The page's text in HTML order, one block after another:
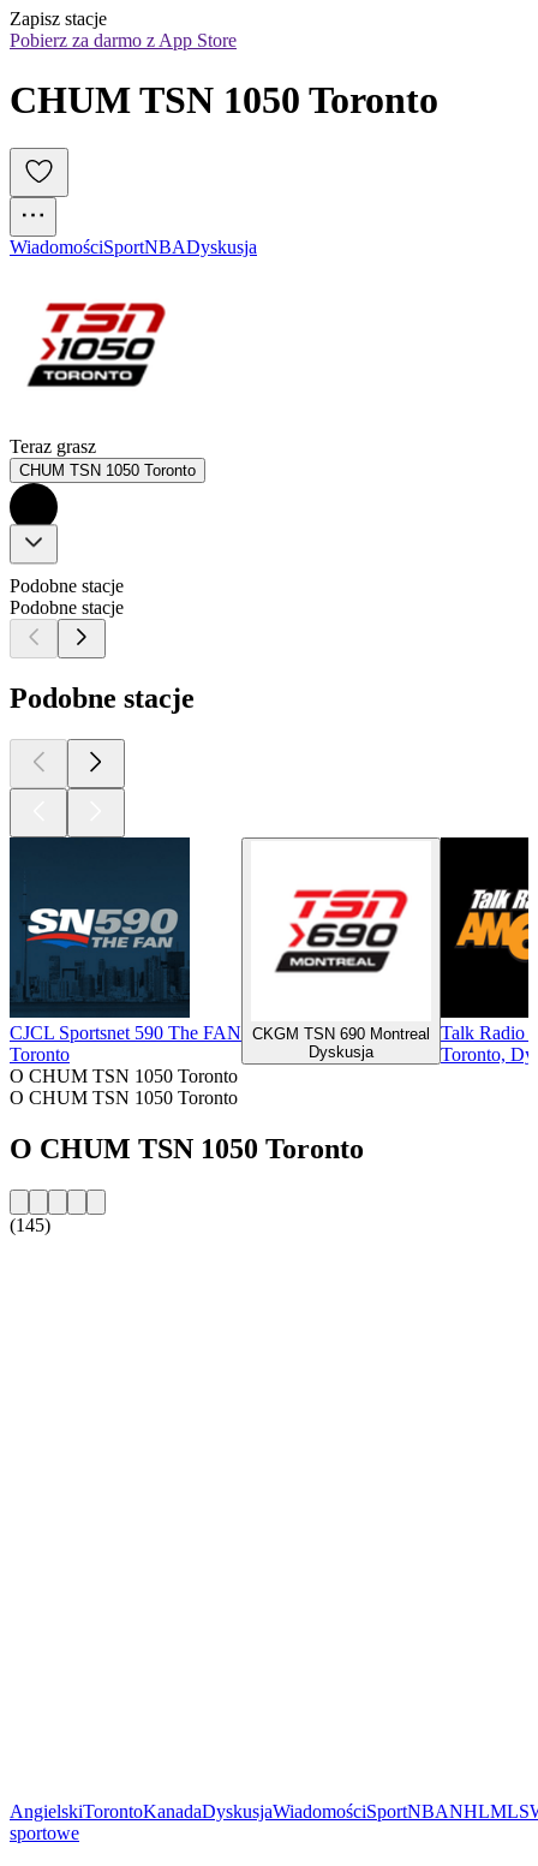
Zapisz stacje
Pobierz za darmo z App Store
CHUM TSN 1050 Toronto
WiadomościSportNBADyskusja
Teraz grasz
CHUM TSN 1050 Toronto
Podobne stacje
Podobne stacje
Podobne stacje
CJCL Sportsnet 590 The FAN
Toronto
CKGM TSN 690 Montreal
Dyskusja
Talk Radio
Toronto,
O CHUM TSN 1050 Toronto
O CHUM TSN 1050 Toronto
O CHUM TSN 1050 Toronto
(145)
AngielskiTorontoKanadaDyskusjaWiadomościSportNBANHLMLS
sportowe